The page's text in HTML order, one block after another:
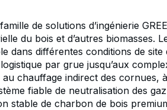
de solutions d’ingénierie
du bois et d’autres biomasses.
dans différentes conditions de site
par grue jusqu’aux
chauffage indirect des cornues,
fiable de neutralisation des
stable de charbon de bois